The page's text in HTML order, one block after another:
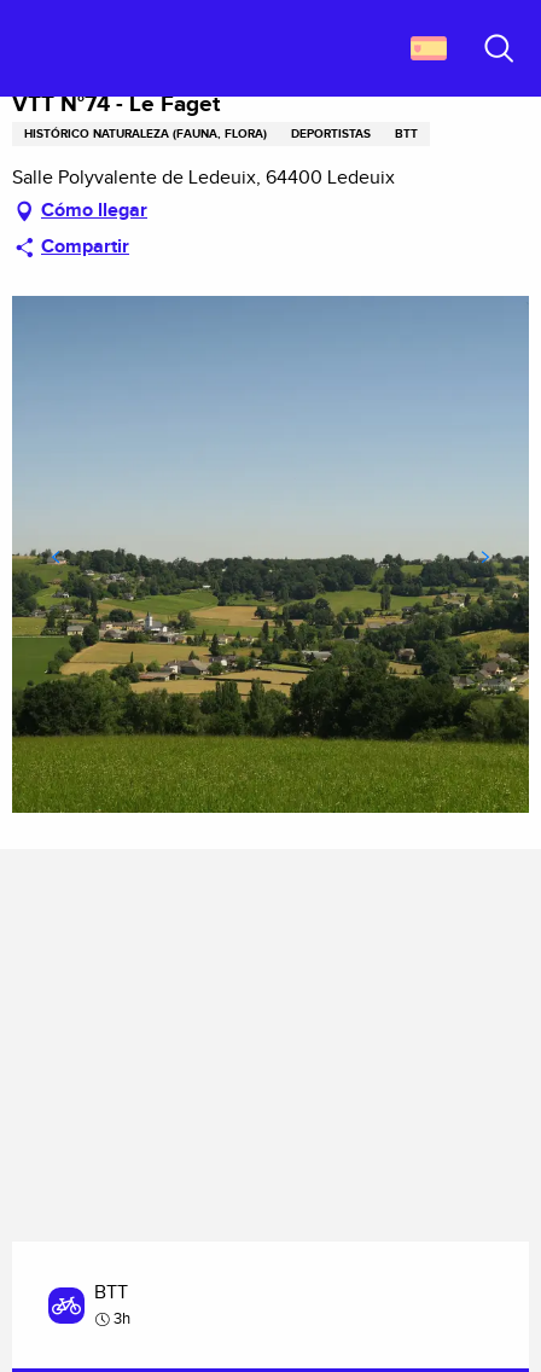
principal
VTT N°74 - Le Faget
HISTÓRICO NATURALEZA (FAUNA, FLORA) DEPORTISTAS BTT
Salle Polyvalente de Ledeuix, 64400 Ledeuix
Cómo llegar
Compartir
BTT
3h